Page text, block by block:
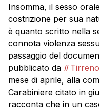
Insomma, il sesso
costrizione per sua
è quanto scritto nella
connota violenza
passaggio del
pubblicato da IlTirreno
mese di aprile, alla
Carabiniere citato in
racconta che in un